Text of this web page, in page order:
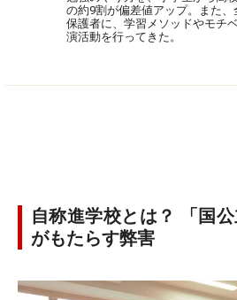
の約9割が偏差値アップ。また
保護者に、学習メソッドやモチ
演活動を行ってきた。
自称進学校とは？ 「国公
がもたらす弊害